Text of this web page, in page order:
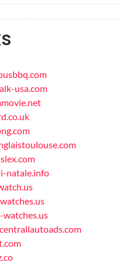
usa.com
natale.info